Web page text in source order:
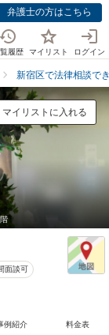
弁護士の方はこちら
履歴 マイリスト ログイン
新宿区で法律相談で
マイリストに入れる
面談可
例紹介 料金表